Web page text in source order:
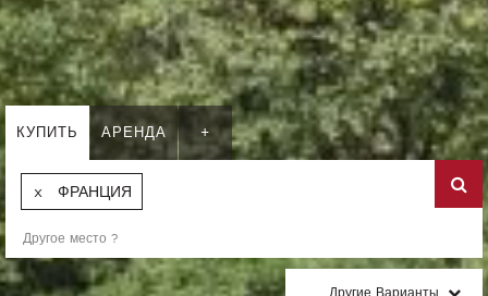
КУПИТЬ АРЕНДА +
ФРАНЦИЯ
Другие Варианты